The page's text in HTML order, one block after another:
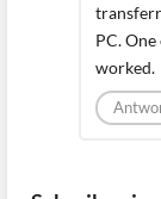
PC.
worked.